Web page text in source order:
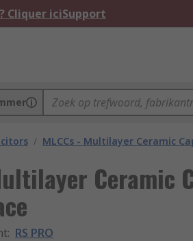
Cliquer iciSupport
/ MLCCs - Multilayer Ceramic
Ceramic
: RS PRO